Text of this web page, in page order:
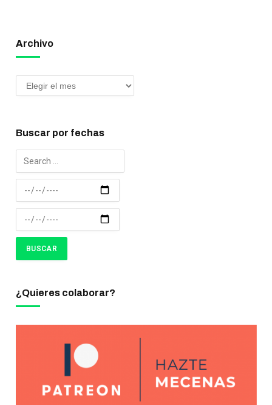
Archivo
Buscar por fechas
¿Quieres colaborar?